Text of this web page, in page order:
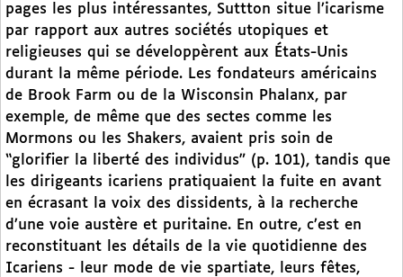
pages les plus intéressantes, Suttton situe l’icarisme
par rapport aux autres sociétés utopiques et
religieuses qui se développèrent aux États-Unis
durant la même période. Les fondateurs américains
de Brook Farm ou de la Wisconsin Phalanx, par
exemple, de même que des sectes comme les
Mormons ou les Shakers, avaient pris soin de
“glorifier la liberté des individus” (p. 101), tandis que
les dirigeants icariens pratiquaient la fuite en avant
en écrasant la voix des dissidents, à la recherche
d’une voie austère et puritaine. En outre, c’est en
reconstituant les détails de la vie quotidienne des
Icariens - leur mode de vie spartiate, leurs fêtes,